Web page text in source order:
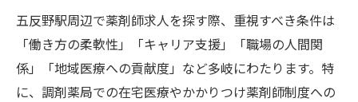
五反野駅周辺で薬剤師求人を探す際、重視すべき条件は
「働き方の柔軟性」「キャリア支援」「職場の人間関
係」「地域医療への貢献度」など多岐にわたります。特
に、調剤薬局での在宅医療やかかりつけ薬剤師制度への